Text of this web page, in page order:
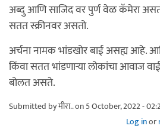
अब्दु आणि साजिद वर पुर्ण वेळ कॅमेरा
सतत स्क्रीनवर असतो.
अर्चना नामक भांडखोर बाई असह्य आहे.
किंवा सतत भांडणाऱ्या लोकांचा आवाज
बोलत असते.
Submitted byमीरा..on 5 October, 2022 -
Log inor